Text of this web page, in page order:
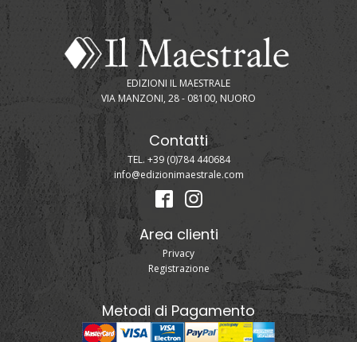
EDIZIONI IL MAESTRALE
VIA MANZONI, 28 - 08100, NUORO
Contatti
TEL. +39 (0)784 440684
info@edizionimaestrale.com
Area clienti
Privacy
Registrazione
Metodi di Pagamento